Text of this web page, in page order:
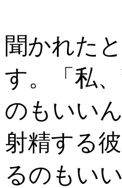
聞かれた
す。「私
のもいい
射精する
るのもい